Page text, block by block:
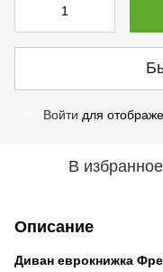
Войти для
В избранное
Описание
Диван еврокнижка